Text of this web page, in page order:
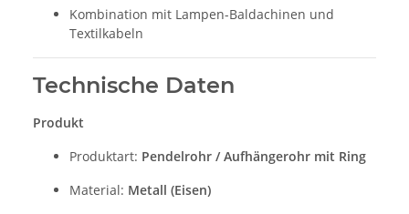
Kombination mit Lampen-Baldachinen und
Textilkabeln
Technische Daten
Produkt
Produktart: Pendelrohr / Aufhängerohr mit Ring
Material: Metall (Eisen)